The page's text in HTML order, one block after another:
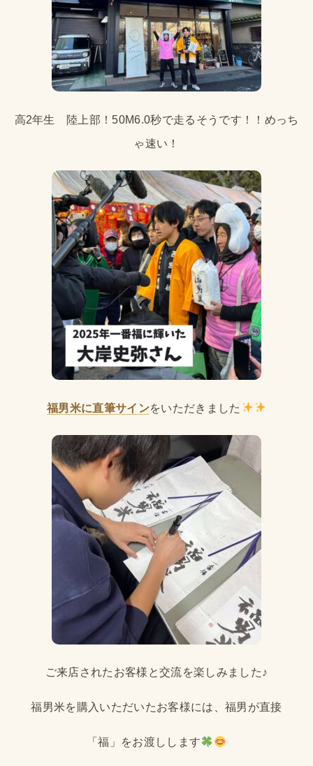
高2年生 陸上部！50M6.0秒で走るそうです！！めっち
ゃ速い！
福男米に直筆サインをいただきました
ご来店されたお客様と交流を楽しみました♪
福男米を購入いただいたお客様には、福男が直接
「福」をお渡しします